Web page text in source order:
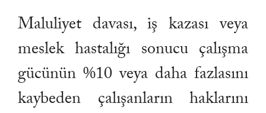
Maluliyet davası, iş kazası veya
meslek hastalığı sonucu çalışma
gücünün %10 veya daha fazlasını
kaybeden çalışanların haklarını